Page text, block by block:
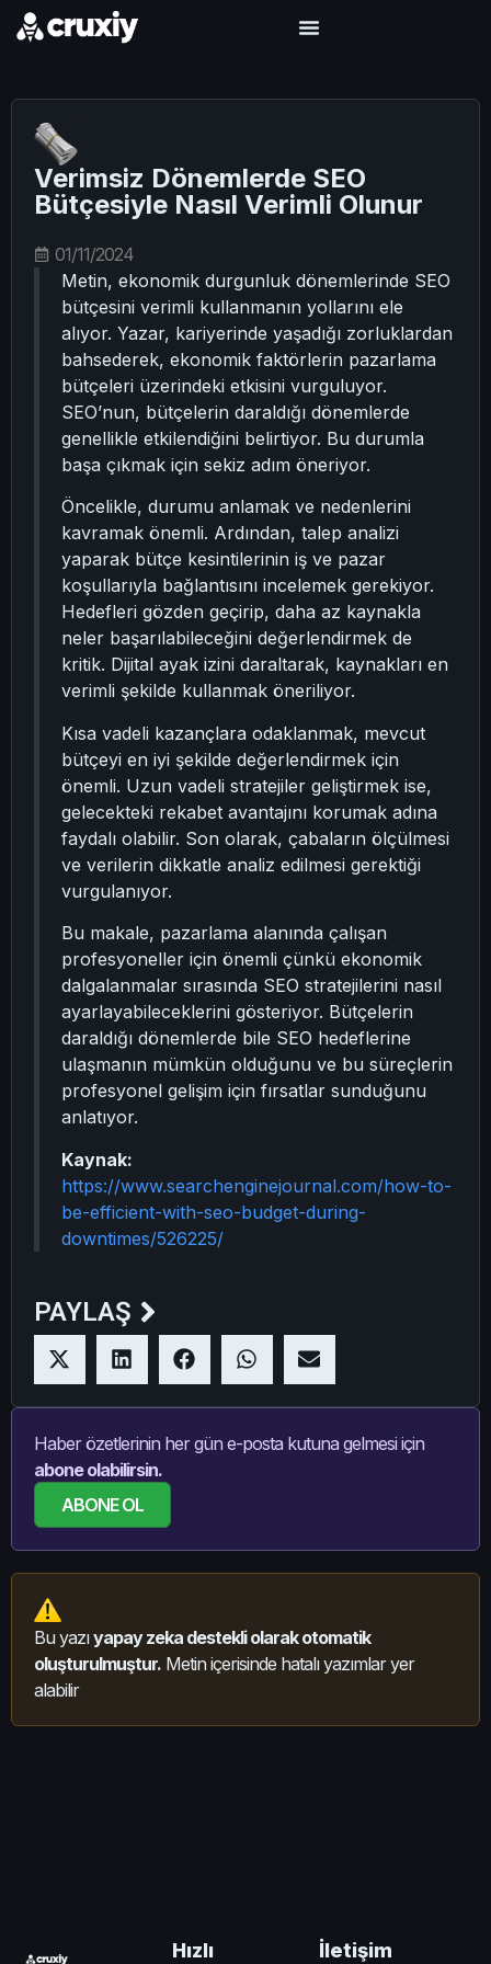
Verimsiz Dönemlerde SEO
Bütçesiyle Nasıl Verimli Olunur
01/11/2024
Metin, ekonomik durgunluk dönemlerinde SEO
bütçesini verimli kullanmanın yollarını ele
alıyor. Yazar, kariyerinde yaşadığı zorluklardan
bahsederek, ekonomik faktörlerin pazarlama
bütçeleri üzerindeki etkisini vurguluyor.
SEO’nun, bütçelerin daraldığı dönemlerde
genellikle etkilendiğini belirtiyor. Bu durumla
başa çıkmak için sekiz adım öneriyor.
Öncelikle, durumu anlamak ve nedenlerini
kavramak önemli. Ardından, talep analizi
yaparak bütçe kesintilerinin iş ve pazar
koşullarıyla bağlantısını incelemek gerekiyor.
Hedefleri gözden geçirip, daha az kaynakla
neler başarılabileceğini değerlendirmek de
kritik. Dijital ayak izini daraltarak, kaynakları en
verimli şekilde kullanmak öneriliyor.
Kısa vadeli kazançlara odaklanmak, mevcut
bütçeyi en iyi şekilde değerlendirmek için
önemli. Uzun vadeli stratejiler geliştirmek ise,
gelecekteki rekabet avantajını korumak adına
faydalı olabilir. Son olarak, çabaların ölçülmesi
ve verilerin dikkatle analiz edilmesi gerektiği
vurgulanıyor.
Bu makale, pazarlama alanında çalışan
profesyoneller için önemli çünkü ekonomik
dalgalanmalar sırasında SEO stratejilerini nasıl
ayarlayabileceklerini gösteriyor. Bütçelerin
daraldığı dönemlerde bile SEO hedeflerine
ulaşmanın mümkün olduğunu ve bu süreçlerin
profesyonel gelişim için fırsatlar sunduğunu
anlatıyor.
Kaynak:
https://www.searchenginejournal.com/how-to-
be-efficient-with-seo-budget-during-
downtimes/526225/
PAYLAŞ
Haber özetlerinin her gün e-posta kutuna gelmesi için
abone olabilirsin.
ABONE OL
Bu yazıyapay zeka destekli olarak otomatik
oluşturulmuştur. Metin içerisinde hatalı yazımlar yer
alabilir
Hızlı
İletişim